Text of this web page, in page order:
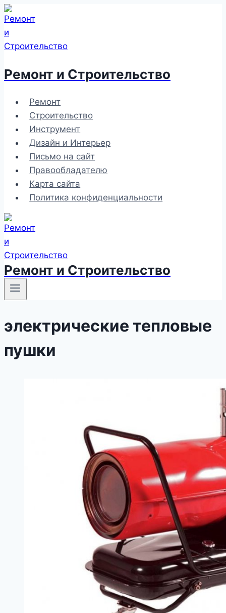
Перейти
к
содержимому
Ремонт и Строительство
Ремонт
Строительство
Инструмент
Дизайн и Интерьер
Письмо на сайт
Правообладателю
Карта сайта
Политика конфиденциальности
Ремонт и Строительство
электрические тепловые
пушки